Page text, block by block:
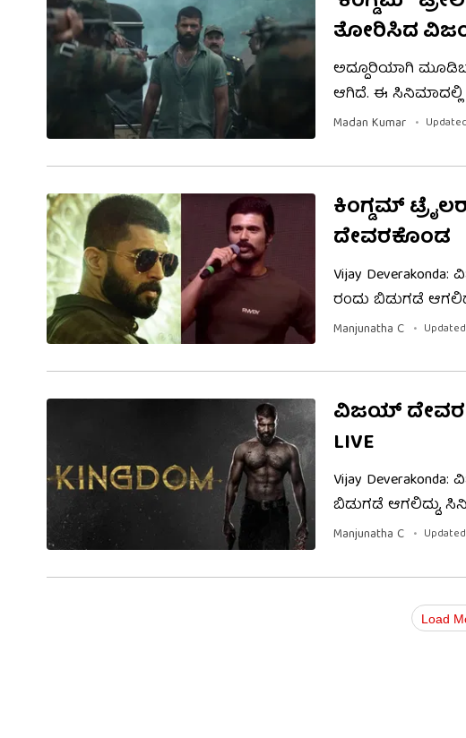
ತೋರಿಸಿದ
ಅದ್ದೂರಿಯಾಗಿ
ಆಗಿದೆ. ಈ ಸಿನಿಮಾದಲ್ಲಿ
ಪಾತ್ರಗಳನ್ನು
Madan Kumar
ಕಿಂಗ್ಡಮ್
ದೇವರಕೊಂಡ
Vijay
ರಂದು ಬಿಡುಗಡೆ
ಮಾಡಲಾಯ್ತು.
Manjunatha C
ವಿಜಯ್
LIVE
Vijay
ಬಿಡುಗಡೆ ಆಗಲಿದ್ದು,
ಬಿಡುಗಡೆಗಾಗಿ ಆಂಧ್ರ
Manjunatha C
Load